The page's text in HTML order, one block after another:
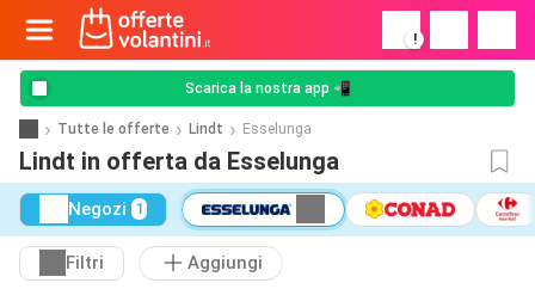
!
Scarica la nostra app 📲
Tutte le offerte Lindt Esselunga
Lindt in offerta da Esselunga
Negozi 1
Filtri Aggiungi